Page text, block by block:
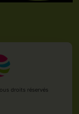
droits réservés